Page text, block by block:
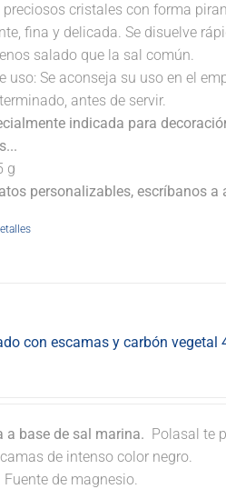
preciosos cristales con forma
fina y delicada. Se disuelve
salado que la sal común.
uso: Se aconseja su uso en el
antes de servir.
indicada para
g
personalizables, escríbanos
con escamas y carbón vegetal
a base de sal marina. Polasal te
de intenso color negro.
de magnesio.